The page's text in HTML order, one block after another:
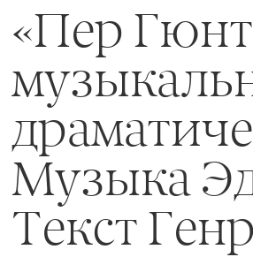
«Пер
Музыка
Текст